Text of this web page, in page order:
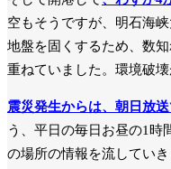
空もそうですが、明石海
地盤を固くするため、数
重ねていました。環境破
震災発生からは、朝日放
う、平日の毎日お昼の1時
の場所の情報を流してい